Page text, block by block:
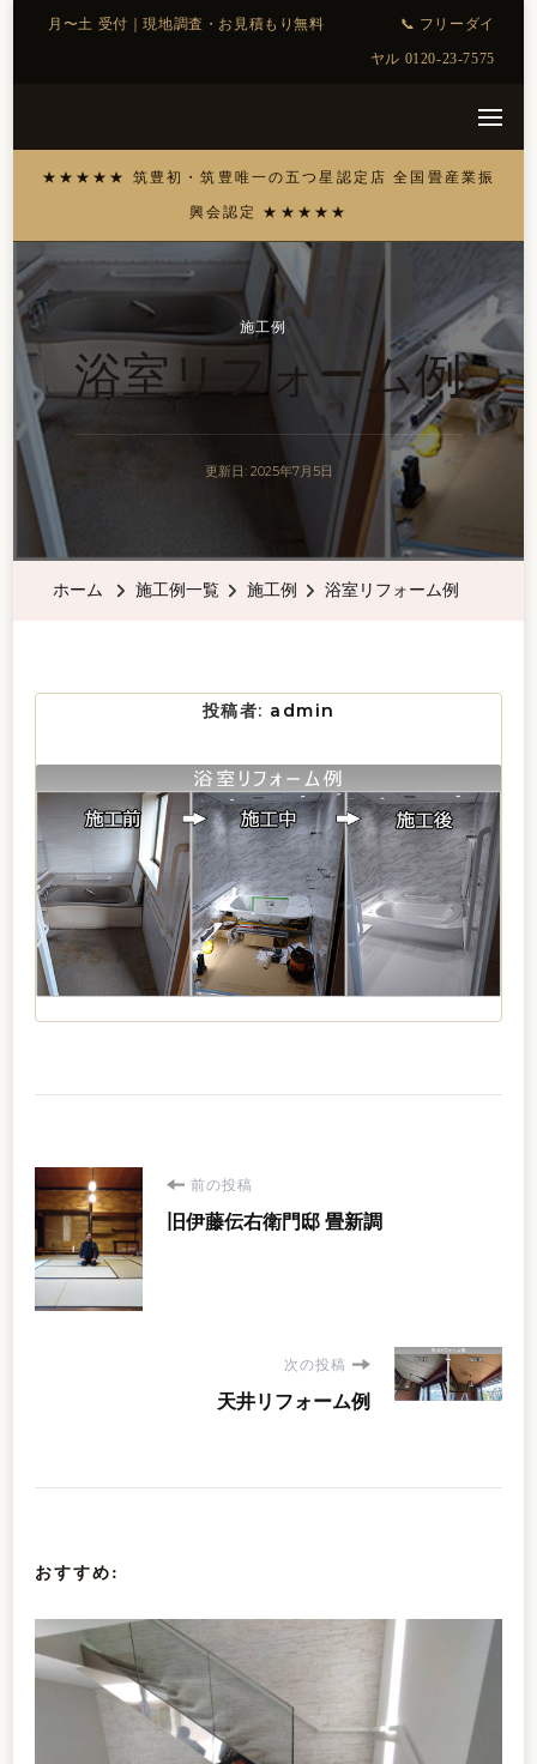
施工例
浴室リフォーム例
更新日: 2025年7月5日
ホーム 施工例一覧 施工例 浴室リフォーム例
投稿者: admin
投
稿
ナ
ー
シ
ョ
ン
前の投稿
旧伊藤伝右衛門邸 畳新調
次の投稿
天井リフォーム例
おすすめ: